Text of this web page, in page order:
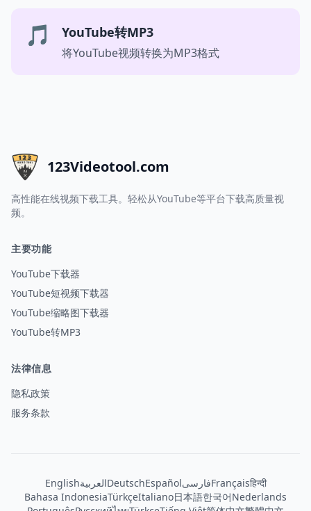
🎵 YouTube转MP3
将YouTube视频转换为MP3格式
123Videotool.com
高性能在线视频下载工具。轻松从YouTube等平台下载高质量视
频。
主要功能
YouTube下载器
YouTube短视频下载器
YouTube缩略图下载器
YouTube转MP3
法律信息
隐私政策
服务条款
EnglishالعربيةDeutschEspañolفارسیFrançaisहिन्दी
Bahasa IndonesiaTürkçeItaliano日本語한국어Nederlands